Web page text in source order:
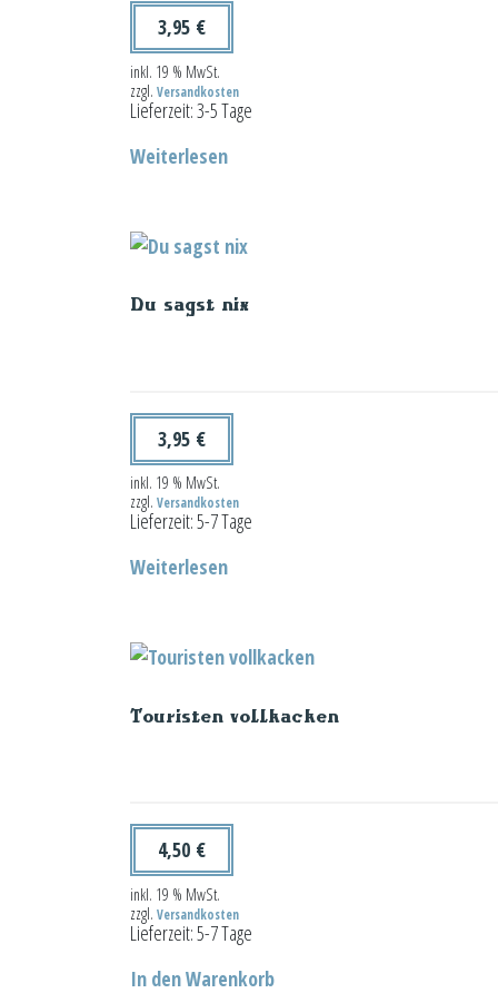
3,95 €
inkl. 19 % MwSt.
zzgl. Versandkosten
Lieferzeit:3-5 Tage
Weiterlesen
Du sagst nix
3,95 €
inkl. 19 % MwSt.
zzgl. Versandkosten
Lieferzeit:5-7 Tage
Weiterlesen
Touristen vollkacken
4,50 €
inkl. 19 % MwSt.
zzgl. Versandkosten
Lieferzeit:5-7 Tage
In den Warenkorb